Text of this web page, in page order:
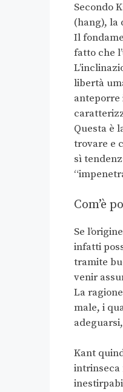
Secondo
(hang), la
Il
fatto che
libertà
anteporre
Questa è
trovare e
sì
Com’è
Se
infatti
tramite
venir
La
male, i
Kant
intrinseca